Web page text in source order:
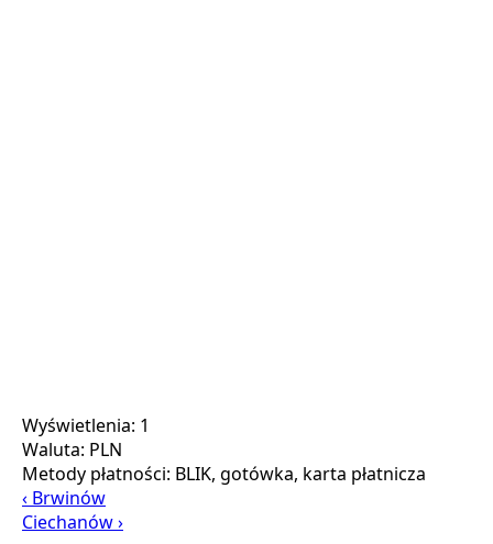
Wyświetlenia: 1
Waluta: PLN
Metody płatności: BLIK, gotówka, karta płatnicza
‹ Brwinów
Ciechanów ›